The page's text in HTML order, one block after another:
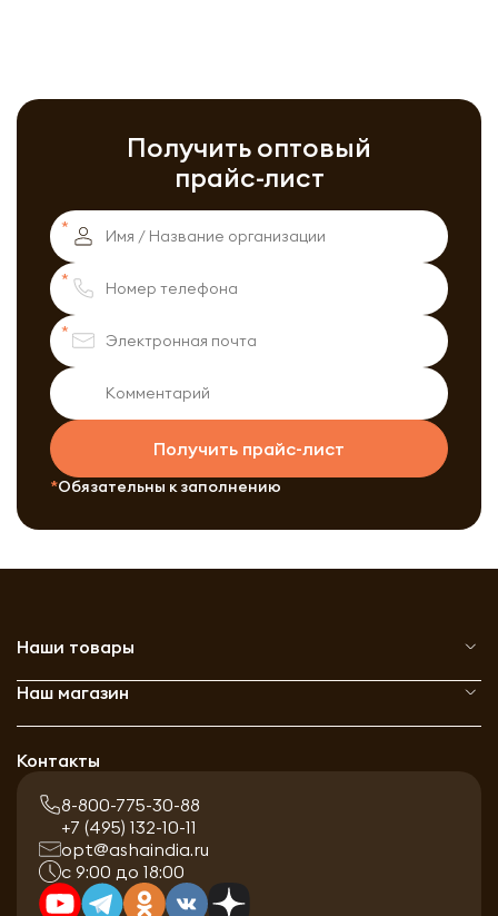
Получить оптовый
прайс-лист
Получить прайс-лист
Обязательны к заполнению
Наши товары
Наш магазин
Контакты
8-800-775-30-88
+7 (495) 132-10-11
opt@ashaindia.ru
с 9:00 до 18:00